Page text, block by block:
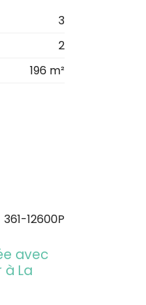
3
2
196 m²
361-12600P
avec
La